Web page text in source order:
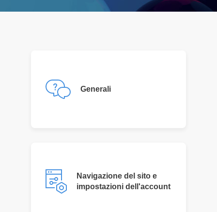
Generali
Navigazione del sito e
impostazioni dell'account